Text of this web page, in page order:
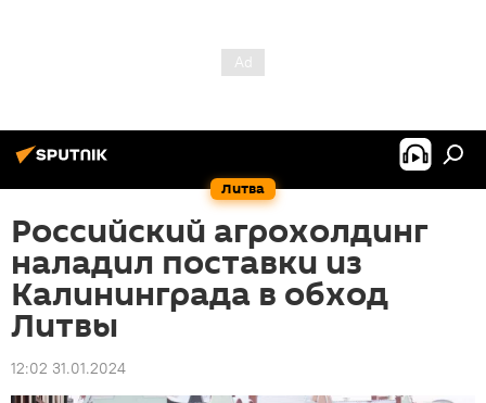
Литва
Российский агрохолдинг
наладил поставки из
Калининграда в обход
Литвы
12:02 31.01.2024